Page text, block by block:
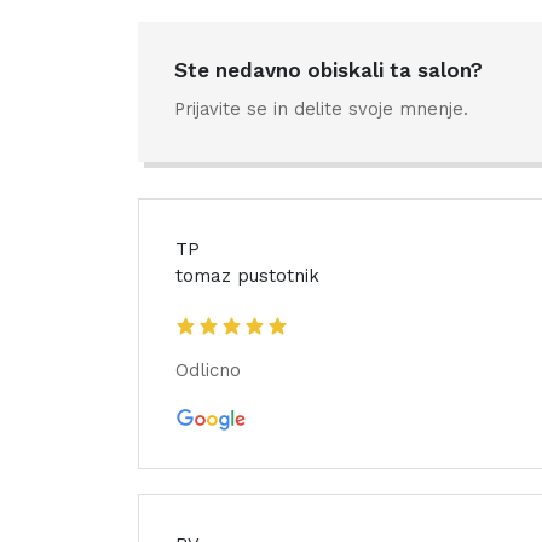
Ste nedavno obiskali ta salon?
Prijavite se in delite svoje mnenje.
TP
tomaz pustotnik
Odlicno